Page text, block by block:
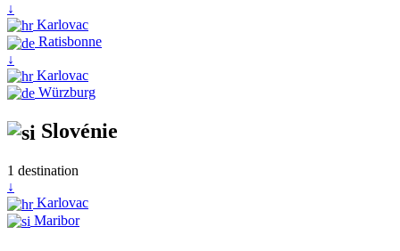
↓
Karlovac
Ratisbonne
↓
Karlovac
Würzburg
Slovénie
1 destination
↓
Karlovac
Maribor